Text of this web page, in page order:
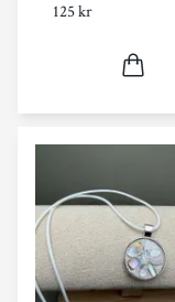
125 kr